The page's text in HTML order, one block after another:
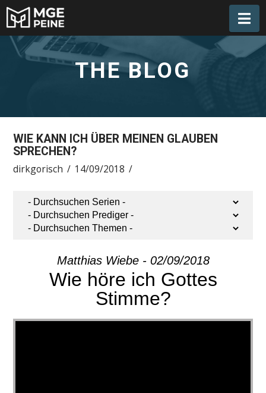
THE BLOG
WIE KANN ICH ÜBER MEINEN GLAUBEN
SPRECHEN?
dirkgorisch 14/09/2018
Matthias Wiebe - 02/09/2018
Wie höre ich Gottes
Stimme?